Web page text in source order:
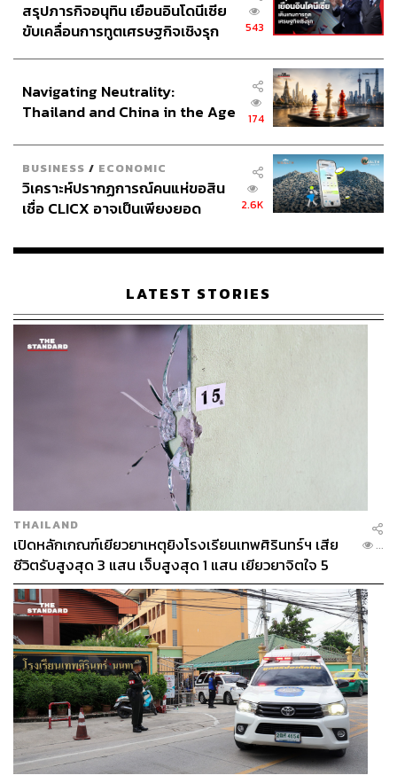
ใครก็รู้หมด พาไปจี้ไปตรวจสอบก็สามารถทำได้
ถ้าเป็นสมาชิกของสมาคมร้านเขาจะมีโลโก้ติดอยู่ แสดงว่า
ผ่านการตรวจสอบ ได้มาตรฐาน โดยสมาคมค้าทองคำร่วม
กับ สคบ. มีการตรวจสอบสินค้าที่มีมาตรฐาน และให้การ
รับรอง รวมถึงมีการสุ่มตรวจทั้งร้านย่อยและผู้ผลิตในแต่ละปี
สมาคมค้าทองคำแบ่งร้านทองมีทั้งขายปลีกขายส่ง นำเข้าส่ง
ออก เรามีหลายกลุ่ม มีความเข้มงวดกับกลุ่มค้าส่ง เพราะ
ต้นตอจะมาจากร้านขายส่ง ทุกร้านถูกตรวจสอบอย่าง
เคร่งครัด ต้องมีทุนจดทะเบียน มีประสบการณ์ ซึ่งร้านขายส่ง
ทั้งหมดอยู่ในเยาวราช
ส่วนร้านขายปลีกที่เป็นสมาชิกสมาคมมี 2,000 กว่าแห่ง ใช้
วิธีสุ่มตรวจ เพราะคงตรวจไม่หมด แล้วร้านทองทั้งหมดทั่ว
ประเทศมี 6,000-7,000 แห่ง บางส่วนให้ประธานชมรมแต่ละ
ภาคช่วยกันดูแล
โครงสร้างจะมีผู้ค้าปลีกและขายส่ง เฉพาะกลุ่มเยาวราชอีก
แบบหนึ่ง เพราะร้านทองทั่วไปในชานเมือง ต่างจังหวัด และ
รายย่อย ไม่ได้ผลิตทองเอง เขามาซื้อจากร้านขายส่งไปขาย
ส่วนร้านทองในเยาวราชจะผลิตทองเอง
การทำงานจะมีการสุ่มตรวจแต่ละภาค มีการจัดสัมมนา และ
สรุปภารกิจอนุทิน เยือนอินโดนีเซีย
ขับเคลื่อนการทูตเศรษฐกิจเชิงรุก
543
Navigating Neutrality:
Thailand and China in the Age
174
BUSINESS / ECONOMIC
วิเคราะห์ปรากฏการณ์คนแห่ขอสิน
เชื่อ CLICX อาจเป็นเพียงยอด
เรือนไทยที่ถูกซุกไว้
2.6K
LATEST STORIES
THAILAND
เปิดหลักเกณฑ์เยียวยาเหตุยิงโรงเรียนเทพศิรินทร์ฯ เสีย
ชีวิตรับสูงสุด 3 แสน เจ็บสูงสุด 1 แสน เยียวยาจิตใจ 5
ระดับ
...